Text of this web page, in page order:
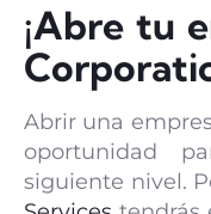
¡Abre tu
Abrir una
oportunidad
siguiente nivel.